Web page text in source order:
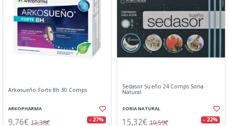
Arkosueño Forte 8h 30 Comps
ARKOPHARMA
9,76€ 13,38€ - 27%
Sedasor Sueño 24 Comps Soria
Natural
SORIA NATURAL
15,32€ 19,59€ - 22%